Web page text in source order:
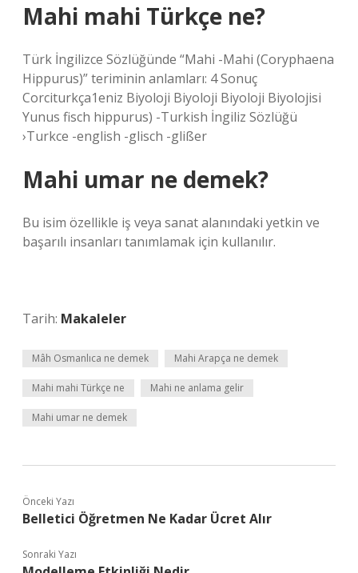
Mahi mahi Türkçe ne?
Türk İngilizce Sözlüğünde “Mahi -Mahi (Coryphaena
Hippurus)” teriminin anlamları: 4 Sonuç
Corciturkça1eniz Biyoloji Biyoloji Biyoloji Biyolojisi
Yunus fisch hippurus) -Turkish İngiliz Sözlüğü
›Turkce -english -glisch -glißer
Mahi umar ne demek?
Bu isim özellikle iş veya sanat alanındaki yetkin ve
başarılı insanları tanımlamak için kullanılır.
Tarih: Makaleler
Mâh Osmanlıca ne demek Mahi Arapça ne demek
Mahi mahi Türkçe ne Mahi ne anlama gelir
Mahi umar ne demek
Önceki Yazı
Belletici Öğretmen Ne Kadar Ücret Alır
Sonraki Yazı